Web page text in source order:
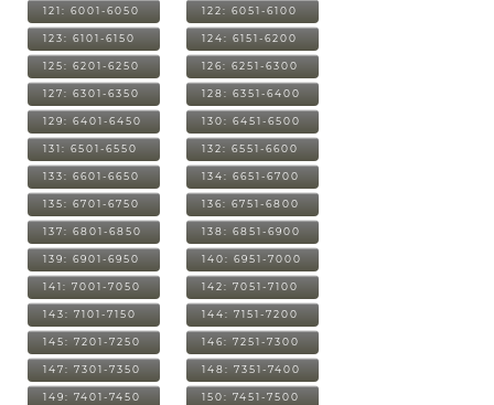
121: 6001-6050 122: 6051-6100
123: 6101-6150 124: 6151-6200
125: 6201-6250 126: 6251-6300
127: 6301-6350 128: 6351-6400
129: 6401-6450 130: 6451-6500
131: 6501-6550 132: 6551-6600
133: 6601-6650 134: 6651-6700
135: 6701-6750 136: 6751-6800
137: 6801-6850 138: 6851-6900
139: 6901-6950 140: 6951-7000
141: 7001-7050 142: 7051-7100
143: 7101-7150 144: 7151-7200
145: 7201-7250 146: 7251-7300
147: 7301-7350 148: 7351-7400
149: 7401-7450 150: 7451-7500